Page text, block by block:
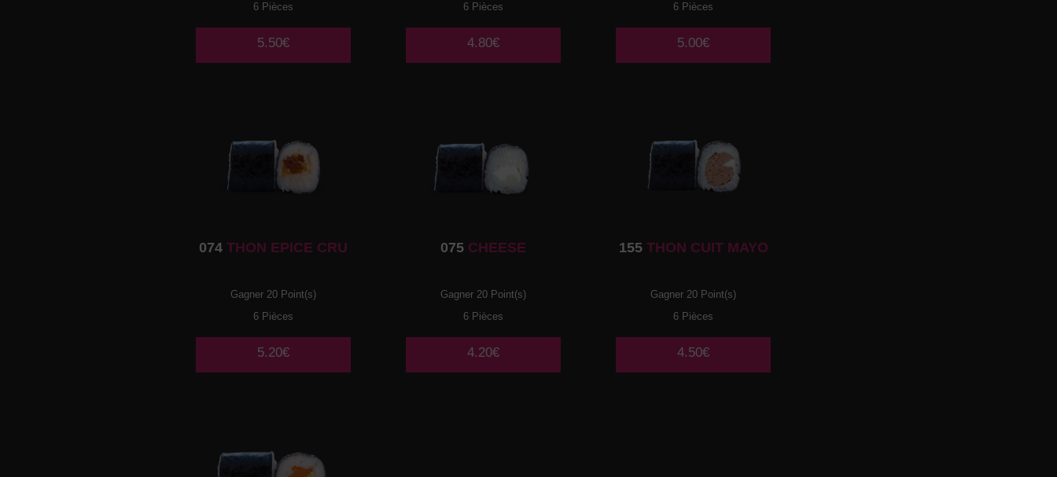
6 Pièces
5.50€
6 Pièces
4.80€
6 Pièces
5.00€
074 THON EPICE CRU
Gagner 20 Point(s)
6 Pièces
5.20€
075 CHEESE
Gagner 20 Point(s)
6 Pièces
4.20€
155THON CUIT MAYO
Gagner 20 Point(s)
6 Pièces
4.50€